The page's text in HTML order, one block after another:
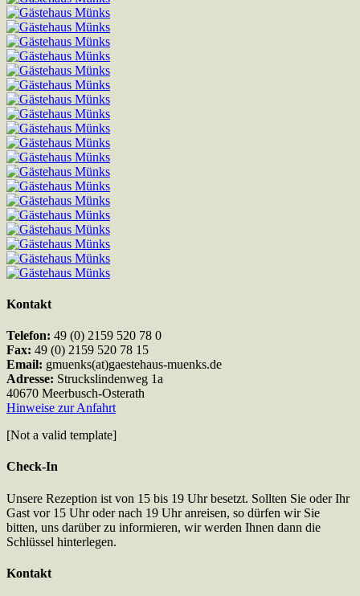
Kontakt
Telefon: 49 (0) 2159 520 78 0
Fax: 49 (0) 2159 520 78 15
Email: gmuenks(at)gaestehaus-muenks.de
Adresse: Struckslindenweg 1a
40670 Meerbusch-Osterath
Hinweise zur Anfahrt
[Not a valid template]
Check-In
Unsere Rezeption ist von 15 bis 19 Uhr besetzt. Sollten Sie oder Ihr
Gast vor 15 Uhr oder nach 19 Uhr anreisen, so dürfen wir Sie
bitten, uns darüber zu informieren, wir werden Ihnen dann die
Schlüssel hinterlegen.
Kontakt